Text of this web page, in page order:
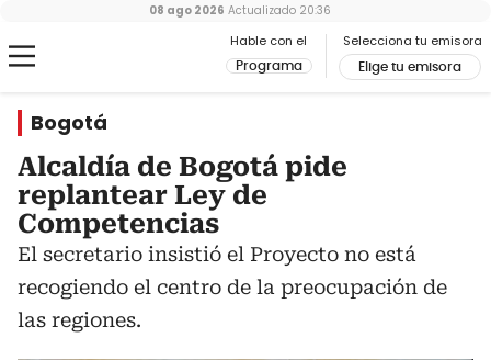
Hable con el
Programa
Selecciona tu emisora
Elige tu emisora
08 ago 2026 Actualizado 20:36
Bogotá
Alcaldía de Bogotá pide
replantear Ley de
Competencias
El secretario insistió el Proyecto no está
recogiendo el centro de la preocupación de
las regiones.